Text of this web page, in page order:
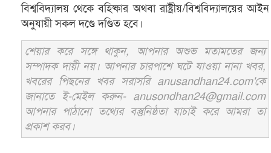
বিশ্ববিদ্যালয় থেকে বহিষ্কার অথবা রাষ্ট্রীয়/বিশ্ববিদ্যালয়ের আইন
অনুযায়ী সকল দণ্ডে দণ্ডিত হবে।
শেয়ার করে সঙ্গে থাকুন, আপনার অশুভ মতামতের জন্য
সম্পাদক দায়ী নয়। আপনার চারপাশে ঘটে যাওয়া নানা খবর,
খবরের পিছনের খবর সরাসরি anusandhan24.com'কে
জানাতে ই-মেইল করুন- anusondhan24@gmail.com
আপনার পাঠানো তথ্যের বস্তুনিষ্ঠতা যাচাই করে আমরা তা
প্রকাশ করব।